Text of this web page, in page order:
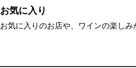
お気に入り
お気に入りのお店や、ワインの楽し